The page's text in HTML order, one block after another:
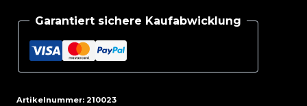
G.D.A
90
Kapseln
Menge
Garantiert sichere Kaufabwicklung
Artikelnummer: 210023